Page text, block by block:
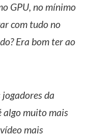
GPU, no mínimo
com tudo no
Era bom ter ao
da
algo muito mais
mais